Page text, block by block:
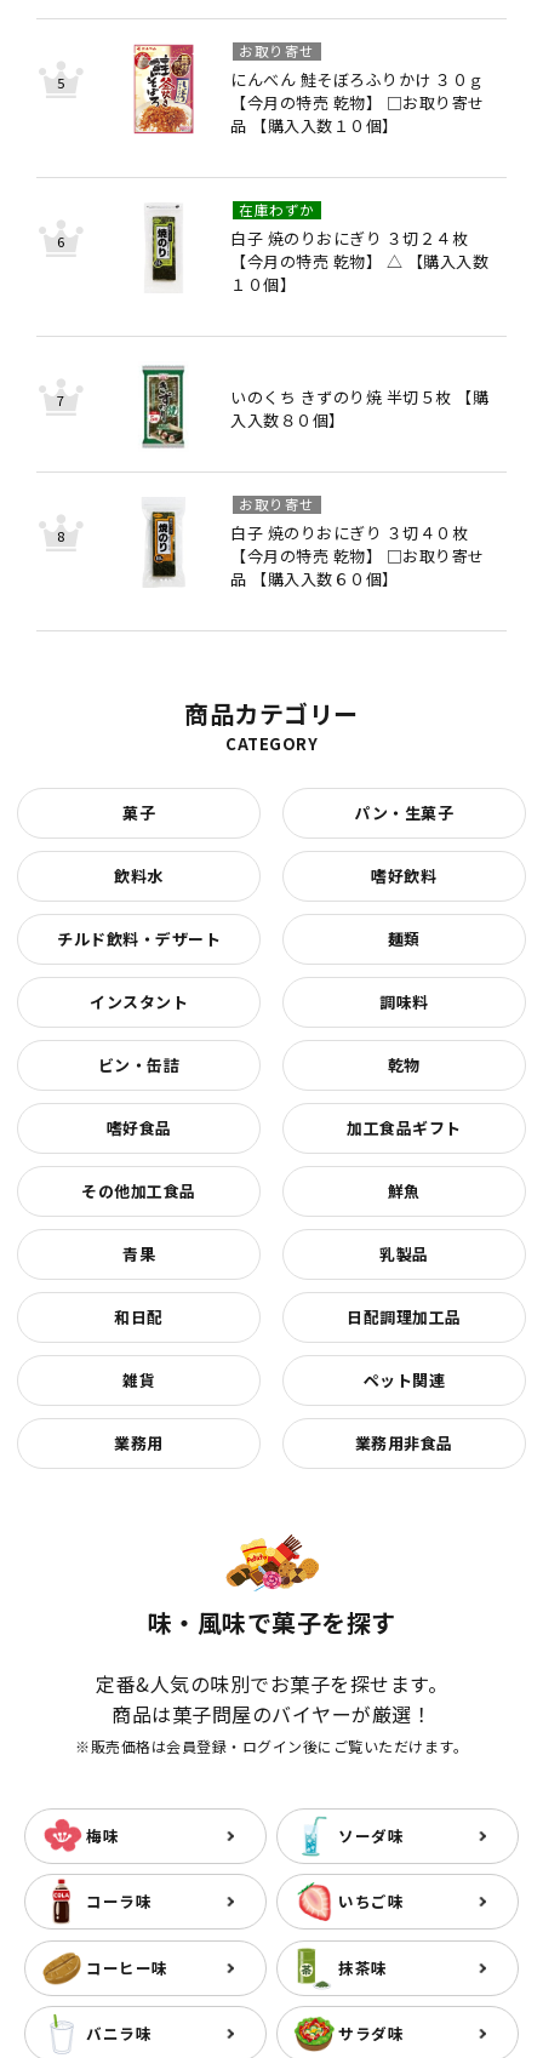
にんべん 鮭そぼろふりかけ ３０ｇ
【今月の特売 乾物】 □お取り寄せ
品 【購入入数１０個】
お取り寄せ
白子 焼のりおにぎり ３切２４枚
【今月の特売 乾物】 △ 【購入入数
１０個】
在庫わずか
いのくち きずのり焼 半切５枚 【購
入入数８０個】
白子 焼のりおにぎり ３切４０枚
【今月の特売 乾物】 □お取り寄せ
品 【購入入数６０個】
お取り寄せ
商品カテゴリー
CATEGORY
菓子 パン・生菓子
飲料水 嗜好飲料
チルド飲料・デザート 麺類
インスタント 調味料
ビン・缶詰 乾物
嗜好食品 加工食品ギフト
その他加工食品 鮮魚
青果 乳製品
和日配 日配調理加工品
雑貨 ペット関連
業務用 業務用非食品
味・風味で菓子を探す
定番&人気の味別でお菓子を探せます。
商品は菓子問屋のバイヤーが厳選！
※販売価格は会員登録・ログイン後にご覧いただけます。
梅味 ソーダ味
コーラ味 いちご味
コーヒー味 抹茶味
バニラ味 サラダ味